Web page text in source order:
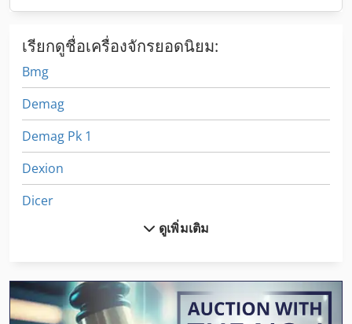
เรียกดูชื่อเครื่องจักรยอดนิยม:
Bmg
Demag
Demag Pk 1
Dexion
Dicer
Ebm
ดูเพิ่มเติม